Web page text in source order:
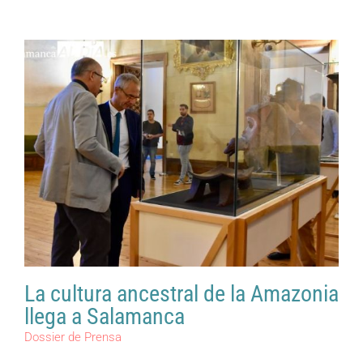
La cultura ancestral de la Amazonia
llega a Salamanca
Dossier de Prensa